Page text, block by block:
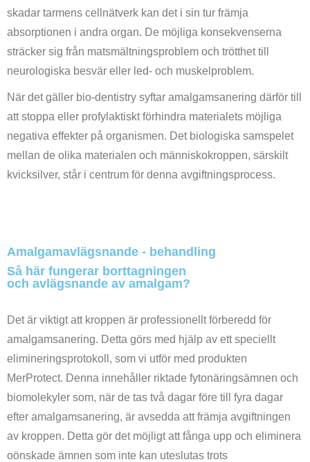
skadar tarmens cellnätverk kan det i sin tur främja
absorptionen i andra organ. De möjliga konsekvenserna
sträcker sig från matsmältningsproblem och trötthet till
neurologiska besvär eller led- och muskelproblem.
När det gäller bio-dentistry syftar amalgamsanering därför till
att stoppa eller profylaktiskt förhindra materialets möjliga
negativa effekter på organismen. Det biologiska samspelet
mellan de olika materialen och människokroppen, särskilt
kvicksilver, står i centrum för denna avgiftningsprocess.
Amalgamavlägsnande - behandling
Så här fungerar borttagningen
och avlägsnande av amalgam?
Det är viktigt att kroppen är professionellt förberedd för
amalgamsanering. Detta görs med hjälp av ett speciellt
elimineringsprotokoll, som vi utför med produkten
MerProtect. Denna innehåller riktade fytonäringsämnen och
biomolekyler som, när de tas två dagar före till fyra dagar
efter amalgamsanering, är avsedda att främja avgiftningen
av kroppen. Detta gör det möjligt att fånga upp och eliminera
oönskade ämnen som inte kan uteslutas trots